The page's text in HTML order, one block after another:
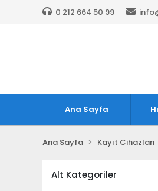
0 212 664 50 99
Ana Sayfa
Ana Sayfa Kayıt Cihazları
Alt Kategoriler